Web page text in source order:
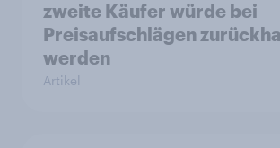
zweite Käufer würde bei
Preisaufschlägen zurückhaltender
werden
Artikel